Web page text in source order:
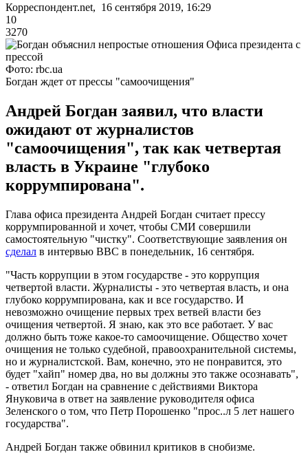
Корреспондент.net, 16 сентября 2019, 16:29
10
3270
Фото: rbc.ua
Богдан ждет от прессы "самоочищения"
Андрей Богдан заявил, что власти
ожидают от журналистов
"самоочищения", так как четвертая
власть в Украине "глубоко
коррумпирована".
Глава офиса президента Андрей Богдан считает прессу
коррумпированной и хочет, чтобы СМИ совершили
самостоятельную "чистку". Соответствующие заявления он
сделал в интервью BBC в понедельник, 16 сентября.
"Часть коррупции в этом государстве - это коррупция
четвертой власти. Журналисты - это четвертая власть, и она
глубоко коррумпирована, как и все государство. И
невозможно очищение первых трех ветвей власти без
очищения четвертой. Я знаю, как это все работает. У вас
должно быть тоже какое-то самоочищение. Общество хочет
очищения не только судебной, правоохранительной системы,
но и журналистской. Вам, конечно, это не понравится, это
будет "хайп" номер два, но вы должны это также осознавать",
- ответил Богдан на сравнение с действиями Виктора
Януковича в ответ на заявление руководителя офиса
Зеленского о том, что Петр Порошенко "прос..л 5 лет нашего
государства".
Андрей Богдан также обвинил критиков в снобизме.